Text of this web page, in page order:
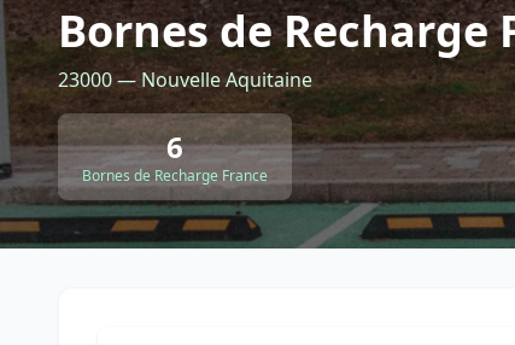
Bornes de Recharge
23000 — Nouvelle Aquitaine
6
Bornes de Recharge France